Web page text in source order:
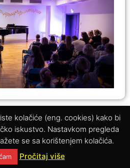
Svečani koncert – Glazbeni tjedan 2024.
SLJEDEĆE
Harmonikašice Klara i Tara se kvalificirale na Svjetski trofej harmonike
Lisinskog Bjelovar
kolačiće (eng. cookies) kako bi
iskustvo. Nastavkom pregleda
se sa korištenjem kolačića.
Pročitaj više